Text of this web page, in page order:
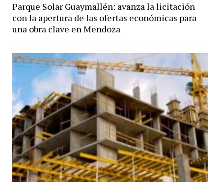
Parque Solar Guaymallén: avanza la licitación
con la apertura de las ofertas económicas para
una obra clave en Mendoza